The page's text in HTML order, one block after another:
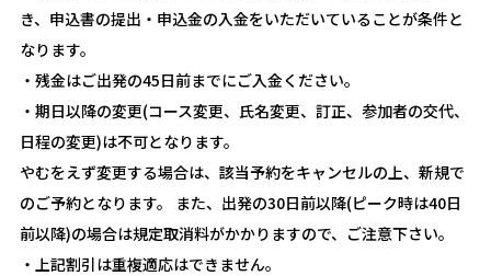
き、申込書の提出・申込金の入金をいただいていることが条件と
なります。
・残金はご出発の45日前までにご入金ください。
・期日以降の変更(コース変更、氏名変更、訂正、参加者の交代、
日程の変更)は不可となります。
やむをえず変更する場合は、該当予約をキャンセルの上、新規で
のご予約となります。 また、出発の30日前以降(ピーク時は40日
前以降)の場合は規定取消料がかかりますので、ご注意下さい。
・上記割引は重複適応はできません。